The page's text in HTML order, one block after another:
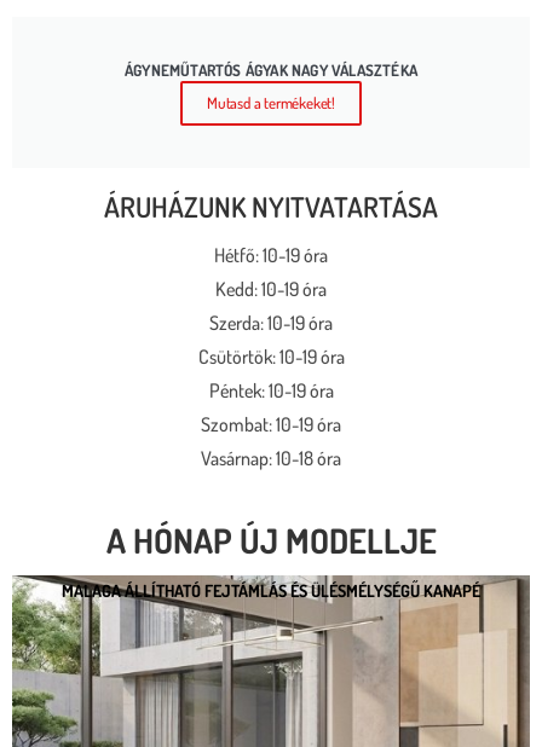
ÁGYNEMŰTARTÓS ÁGYAK NAGY VÁLASZTÉKA
Mutasd a termékeket!
ÁRUHÁZUNK NYITVATARTÁSA
Hétfő: 10-19 óra
Kedd: 10-19 óra
Szerda: 10-19 óra
Csütörtök: 10-19 óra
Péntek: 10-19 óra
Szombat: 10-19 óra
Vasárnap: 10-18 óra
A HÓNAP ÚJ MODELLJE
MALAGA ÁLLÍTHATÓ FEJTÁMLÁS ÉS ÜLÉSMÉLYSÉGŰ KANAPÉ
MALAGA ÁLLÍTHATÓ FEJTÁMLÁS ÉS
ÜLÉSMÉLYSÉGŰ KANAPÉ
* kedvező ár